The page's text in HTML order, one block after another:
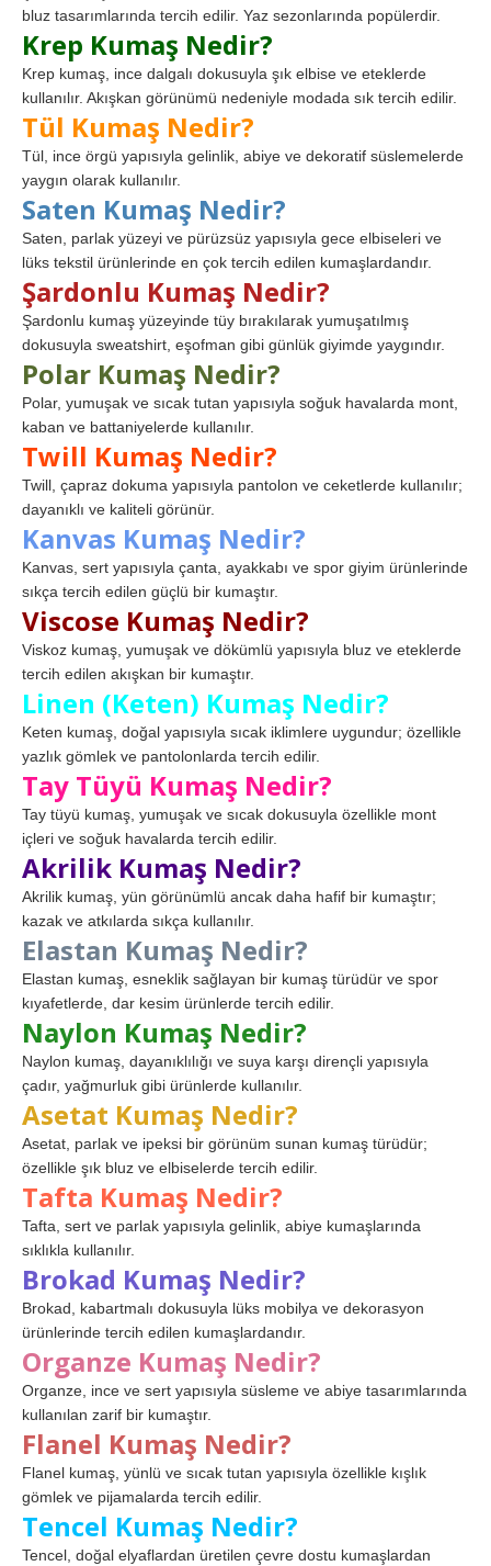
bluz tasarımlarında tercih edilir. Yaz sezonlarında popülerdir.
Krep Kumaş Nedir?
Krep kumaş, ince dalgalı dokusuyla şık elbise ve eteklerde
kullanılır. Akışkan görünümü nedeniyle modada sık tercih edilir.
Tül Kumaş Nedir?
Tül, ince örgü yapısıyla gelinlik, abiye ve dekoratif süslemelerde
yaygın olarak kullanılır.
Saten Kumaş Nedir?
Saten, parlak yüzeyi ve pürüzsüz yapısıyla gece elbiseleri ve
lüks tekstil ürünlerinde en çok tercih edilen kumaşlardandır.
Şardonlu Kumaş Nedir?
Şardonlu kumaş yüzeyinde tüy bırakılarak yumuşatılmış
dokusuyla sweatshirt, eşofman gibi günlük giyimde yaygındır.
Polar Kumaş Nedir?
Polar, yumuşak ve sıcak tutan yapısıyla soğuk havalarda mont,
kaban ve battaniyelerde kullanılır.
Twill Kumaş Nedir?
Twill, çapraz dokuma yapısıyla pantolon ve ceketlerde kullanılır;
dayanıklı ve kaliteli görünür.
Kanvas Kumaş Nedir?
Kanvas, sert yapısıyla çanta, ayakkabı ve spor giyim ürünlerinde
sıkça tercih edilen güçlü bir kumaştır.
Viscose Kumaş Nedir?
Viskoz kumaş, yumuşak ve dökümlü yapısıyla bluz ve eteklerde
tercih edilen akışkan bir kumaştır.
Linen (Keten) Kumaş Nedir?
Keten kumaş, doğal yapısıyla sıcak iklimlere uygundur; özellikle
yazlık gömlek ve pantolonlarda tercih edilir.
Tay Tüyü Kumaş Nedir?
Tay tüyü kumaş, yumuşak ve sıcak dokusuyla özellikle mont
içleri ve soğuk havalarda tercih edilir.
Akrilik Kumaş Nedir?
Akrilik kumaş, yün görünümlü ancak daha hafif bir kumaştır;
kazak ve atkılarda sıkça kullanılır.
Elastan Kumaş Nedir?
Elastan kumaş, esneklik sağlayan bir kumaş türüdür ve spor
kıyafetlerde, dar kesim ürünlerde tercih edilir.
Naylon Kumaş Nedir?
Naylon kumaş, dayanıklılığı ve suya karşı dirençli yapısıyla
çadır, yağmurluk gibi ürünlerde kullanılır.
Asetat Kumaş Nedir?
Asetat, parlak ve ipeksi bir görünüm sunan kumaş türüdür;
özellikle şık bluz ve elbiselerde tercih edilir.
Tafta Kumaş Nedir?
Tafta, sert ve parlak yapısıyla gelinlik, abiye kumaşlarında
sıklıkla kullanılır.
Brokad Kumaş Nedir?
Brokad, kabartmalı dokusuyla lüks mobilya ve dekorasyon
ürünlerinde tercih edilen kumaşlardandır.
Organze Kumaş Nedir?
Organze, ince ve sert yapısıyla süsleme ve abiye tasarımlarında
kullanılan zarif bir kumaştır.
Flanel Kumaş Nedir?
Flanel kumaş, yünlü ve sıcak tutan yapısıyla özellikle kışlık
gömlek ve pijamalarda tercih edilir.
Tencel Kumaş Nedir?
Tencel, doğal elyaflardan üretilen çevre dostu kumaşlardan